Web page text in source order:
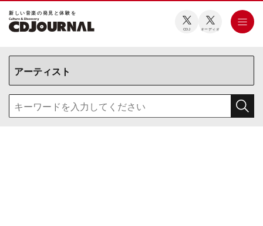
新しい⾳楽の発⾒と体験を
CDJ オーディオ